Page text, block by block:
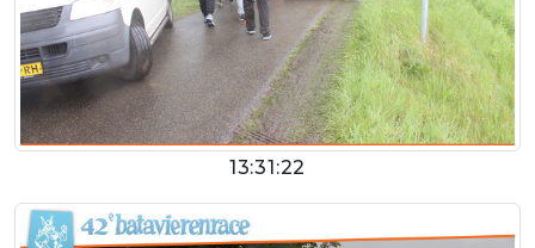
13:31:22